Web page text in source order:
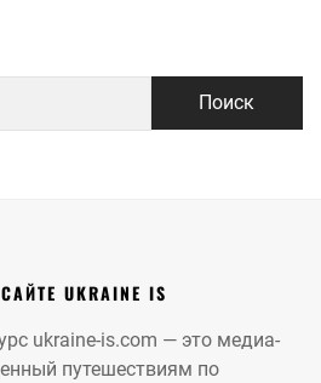
UKRAINE IS
ukraine-is.com — это медиа-
путешествиям по